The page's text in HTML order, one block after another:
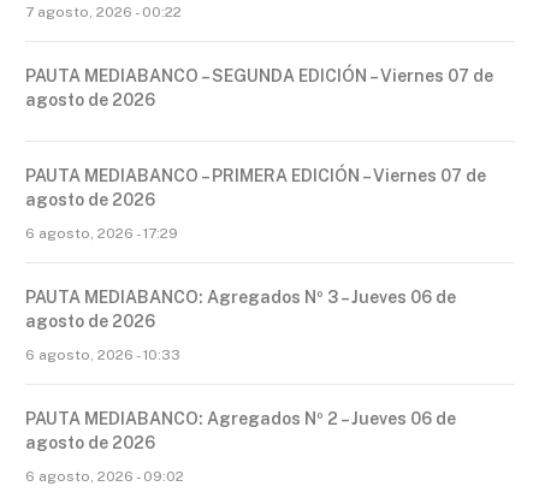
7 agosto, 2026 - 00:22
PAUTA MEDIABANCO – SEGUNDA EDICIÓN – Viernes 07 de
agosto de 2026
PAUTA MEDIABANCO – PRIMERA EDICIÓN – Viernes 07 de
agosto de 2026
6 agosto, 2026 - 17:29
PAUTA MEDIABANCO: Agregados Nº 3 – Jueves 06 de
agosto de 2026
6 agosto, 2026 - 10:33
PAUTA MEDIABANCO: Agregados Nº 2 – Jueves 06 de
agosto de 2026
6 agosto, 2026 - 09:02